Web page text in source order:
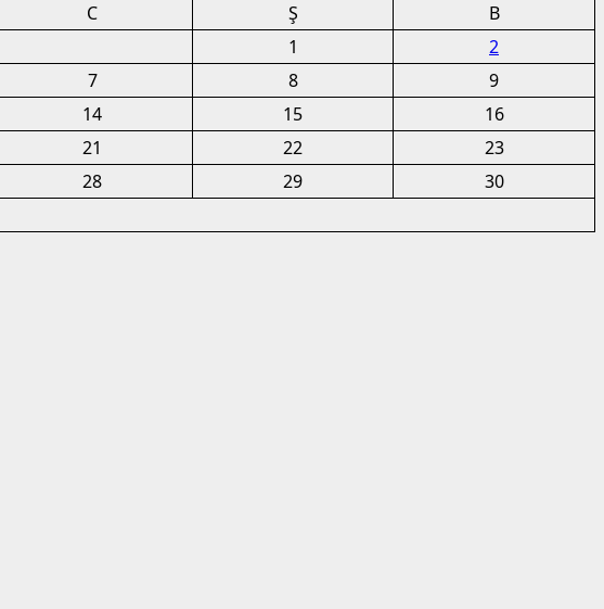
C Ş
B
1
2
7 8
9
14 15
16
21 22
23
28 29
30